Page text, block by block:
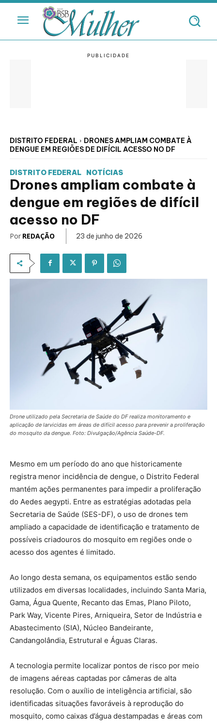
DISTRITO FEDERAL
DRONES AMPLIAM COMBATE À
DENGUE EM REGIÕES DE DIFÍCIL ACESSO NO DF
DISTRITO FEDERAL NOTÍCIAS
Drones ampliam combate à
dengue em regiões de difícil
acesso no DF
Por REDAÇÃO 23 de junho de 2026
Drone utilizado pela Secretaria de Saúde do DF realiza monitoramento e
aplicação de larvicidas em áreas de difícil acesso para prevenir a proliferação
do mosquito da dengue. Foto: Divulgação/Agência Saúde-DF.
Mesmo em um período do ano que historicamente
registra menor incidência de dengue, o Distrito Federal
mantém ações permanentes para impedir a proliferação
do Aedes aegypti. Entre as estratégias adotadas pela
Secretaria de Saúde (SES-DF), o uso de drones tem
ampliado a capacidade de identificação e tratamento de
possíveis criadouros do mosquito em regiões onde o
acesso dos agentes é limitado.
Ao longo desta semana, os equipamentos estão sendo
utilizados em diversas localidades, incluindo Santa Maria,
Gama, Água Quente, Recanto das Emas, Plano Piloto,
Park Way, Vicente Pires, Arniqueira, Setor de Indústria e
Abastecimento (SIA), Núcleo Bandeirante,
Candangolândia, Estrutural e Águas Claras.
A tecnologia permite localizar pontos de risco por meio
de imagens aéreas captadas por câmeras de alta
resolução. Com o auxílio de inteligência artificial, são
identificadas situações favoráveis à reprodução do
mosquito, como caixas d’água destampadas e áreas com